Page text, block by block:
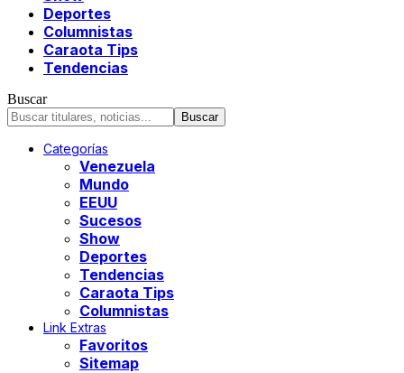
Deportes
Columnistas
Caraota Tips
Tendencias
Buscar
Categorías
Venezuela
Mundo
EEUU
Sucesos
Show
Deportes
Tendencias
Caraota Tips
Columnistas
Link Extras
Favoritos
Sitemap